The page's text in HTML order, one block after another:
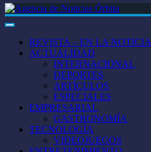
REVISTA – EN LA NOTICIA
ACTUALIDAD
INTERNACIONAL
DEPORTES
ARTÍCULOS
ESPECIALES
EMPRESARIAL
GASTRONOMÍA
TECNOLOGÍA
VIDEOJUEGOS